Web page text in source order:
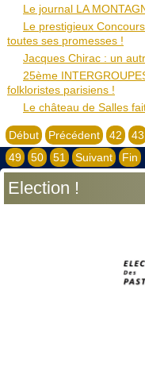
Le journal LA
Le prestigieux
toutes ses promesses !
Jacques Chirac : un
25ème
folkloristes parisiens !
Le château de Salles
Début Précédent 42 43
49
50 51 Suivant Fin
Election !